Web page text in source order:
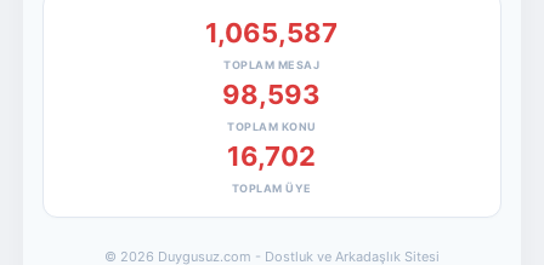
1,065,587
TOPLAM MESAJ
98,593
TOPLAM KONU
16,702
TOPLAM ÜYE
© 2026 Duygusuz.com - Dostluk ve Arkadaşlık Sitesi